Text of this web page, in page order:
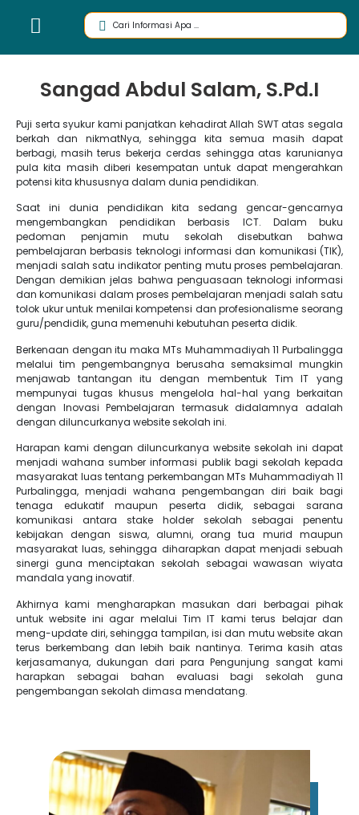
Sangad Abdul Salam, S.Pd.I
Puji serta syukur kami panjatkan kehadirat Allah SWT atas segala
berkah dan nikmatNya, sehingga kita semua masih dapat
berbagi, masih terus bekerja cerdas sehingga atas karunianya
pula kita masih diberi kesempatan untuk dapat mengerahkan
potensi kita khususnya dalam dunia pendidikan.
Saat ini dunia pendidikan kita sedang gencar-gencarnya
mengembangkan pendidikan berbasis ICT. Dalam buku
pedoman penjamin mutu sekolah disebutkan bahwa
pembelajaran berbasis teknologi informasi dan komunikasi (TIK),
menjadi salah satu indikator penting mutu proses pembelajaran.
Dengan demikian jelas bahwa penguasaan teknologi informasi
dan komunikasi dalam proses pembelajaran menjadi salah satu
tolok ukur untuk menilai kompetensi dan profesionalisme seorang
guru/pendidik, guna memenuhi kebutuhan peserta didik.
Berkenaan dengan itu maka MTs Muhammadiyah 11 Purbalingga
melalui tim pengembangnya berusaha semaksimal mungkin
menjawab tantangan itu dengan membentuk Tim IT yang
mempunyai tugas khusus mengelola hal-hal yang berkaitan
dengan Inovasi Pembelajaran termasuk didalamnya adalah
dengan diluncurkanya website sekolah ini.
Harapan kami dengan diluncurkanya website sekolah ini dapat
menjadi wahana sumber informasi publik bagi sekolah kepada
masyarakat luas tentang perkembangan MTs Muhammadiyah 11
Purbalingga, menjadi wahana pengembangan diri baik bagi
tenaga edukatif maupun peserta didik, sebagai sarana
komunikasi antara stake holder sekolah sebagai penentu
kebijakan dengan siswa, alumni, orang tua murid maupun
masyarakat luas, sehingga diharapkan dapat menjadi sebuah
sinergi guna menciptakan sekolah sebagai wawasan wiyata
mandala yang inovatif.
Akhirnya kami mengharapkan masukan dari berbagai pihak
untuk website ini agar melalui Tim IT kami terus belajar dan
meng-update diri, sehingga tampilan, isi dan mutu website akan
terus berkembang dan lebih baik nantinya. Terima kasih atas
kerjasamanya, dukungan dari para Pengunjung sangat kami
harapkan sebagai bahan evaluasi bagi sekolah guna
pengembangan sekolah dimasa mendatang.